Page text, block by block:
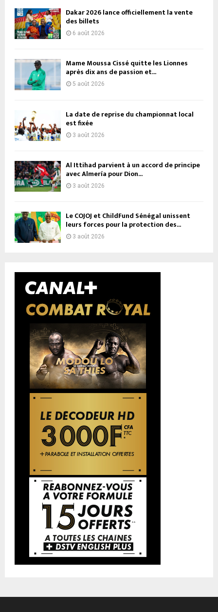
Dakar 2026 lance officiellement la vente
des billets
6 août 2026
Mame Moussa Cissé quitte les Lionnes
après dix ans de passion et...
5 août 2026
La date de reprise du championnat local
est fixée
3 août 2026
Al Ittihad parvient à un accord de principe
avec Almería pour Dion...
3 août 2026
Le COJOJ et ChildFund Sénégal unissent
leurs forces pour la protection des...
3 août 2026